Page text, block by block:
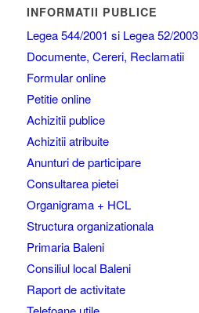
INFORMATII PUBLICE
Legea 544/2001 si Legea 52/2003
Documente, Cereri, Reclamatii
Formular online
Petitie online
Achizitii publice
Achizitii atribuite
Anunturi de participare
Consultarea pietei
Organigrama + HCL
Structura organizationala
Primaria Baleni
Consiliul local Baleni
Raport de activitate